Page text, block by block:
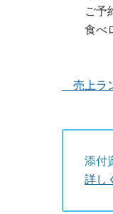
ご予約
食べロ
売上ラ
添付
詳し